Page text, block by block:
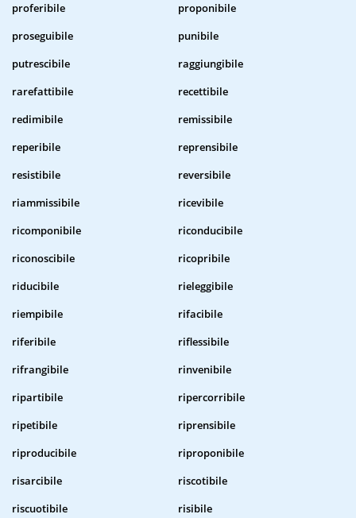
proferibile
proponibile
proseguibile
punibile
putrescibile
raggiungibile
rarefattibile
recettibile
redimibile
remissibile
reperibile
reprensibile
resistibile
reversibile
riammissibile
ricevibile
ricomponibile
riconducibile
riconoscibile
ricopribile
riducibile
rieleggibile
riempibile
rifacibile
riferibile
riflessibile
rifrangibile
rinvenibile
ripartibile
ripercorribile
ripetibile
riprensibile
riproducibile
riproponibile
risarcibile
riscotibile
riscuotibile
risibile